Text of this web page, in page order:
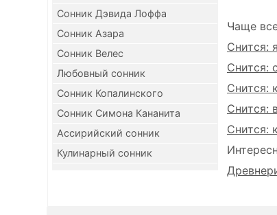
Сонник Дэвида Лоффа
Сонник Азара
Сонник Велес
Любовный сонник
Сонник Копалинского
Сонник Симона Кананита
Ассирийский сонник
Кулинарный сонник
Чаще
Снится:
Снится:
Снится:
Снится:
Снится: